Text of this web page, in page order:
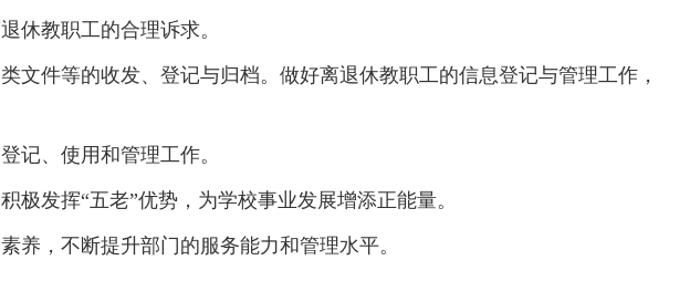
休教职工的合理诉求。
文件等的收发、登记与归档。做好离退休教职工的信息登记与管理工作，
记、使用和管理工作。
发挥“五老”优势，为学校事业发展增添正能量。
养，不断提升部门的服务能力和管理水平。